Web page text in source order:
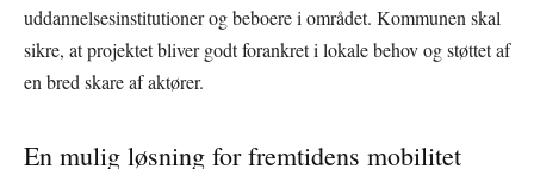
uddannelsesinstitutioner og beboere i området. Kommunen skal
sikre, at projektet bliver godt forankret i lokale behov og støttet af
en bred skare af aktører.
En mulig løsning for fremtidens mobilitet